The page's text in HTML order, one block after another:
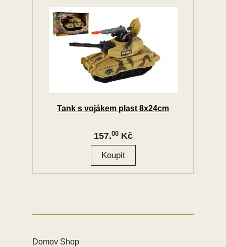
Tank s vojákem plast 8x24cm
157.00Kč
Domov Shop